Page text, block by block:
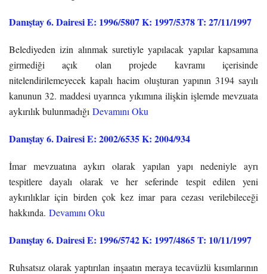
Danıştay 6. Dairesi E: 1996/5807 K: 1997/5378 T: 27/11/1997
Belediyeden izin alınmak suretiyle yapılacak yapılar kapsamına
girmediği açık olan projede kavramı içerisinde
nitelendirilemeyecek kapalı hacim oluşturan yapının 3194 sayılı
kanunun 32. maddesi uyarınca yıkımına ilişkin işlemde mevzuata
aykırılık bulunmadığı Devamını Oku
Danıştay 6. Dairesi E: 2002/6535 K: 2004/934
İmar mevzuatına aykırı olarak yapılan yapı nedeniyle ayrı
tespitlere dayalı olarak ve her seferinde tespit edilen yeni
aykırılıklar için birden çok kez imar para cezası verilebileceği
hakkında. Devamını Oku
Danıştay 6. Dairesi E: 1996/5742 K: 1997/4865 T: 10/11/1997
Ruhsatsız olarak yaptırılan inşaatın meraya tecavüzlü kısımlarının